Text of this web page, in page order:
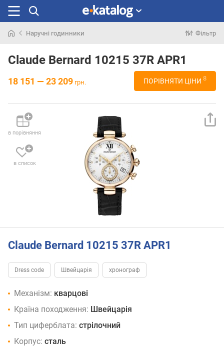
раніше
Наручні годинники Фільтр
Claude Bernard 10215 37R APR1
18 151 — 23 209 грн. ПОРІВНЯТИ ЦІНИ 8
в порівняння
в список
Claude Bernard 10215 37R APR1
Dress code Швейцарія хронограф
Механізм: кварцові
Країна походження: Швейцарія
Тип циферблата: стрілочний
Корпус: сталь